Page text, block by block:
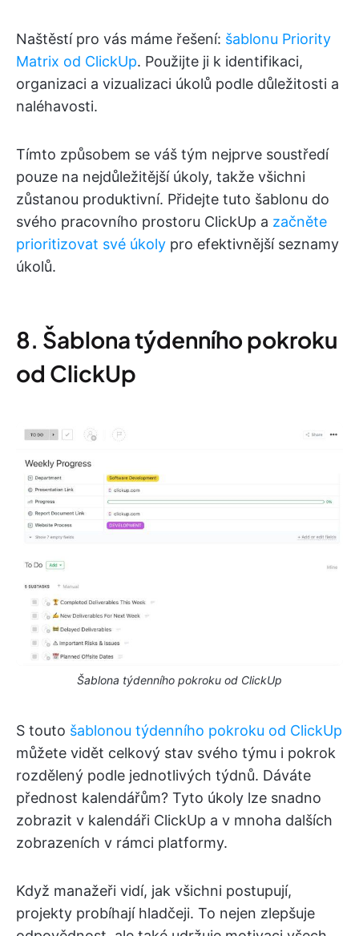
Naštěstí pro vás máme řešení: šablonu Priority
Matrix od ClickUp. Použijte ji k identifikaci,
organizaci a vizualizaci úkolů podle důležitosti a
naléhavosti.
Tímto způsobem se váš tým nejprve soustředí
pouze na nejdůležitější úkoly, takže všichni
zůstanou produktivní. Přidejte tuto šablonu do
svého pracovního prostoru ClickUp a začněte
prioritizovat své úkoly pro efektivnější seznamy
úkolů.
8. Šablona týdenního pokroku
od ClickUp
Šablona týdenního pokroku od ClickUp
S touto šablonou týdenního pokroku od ClickUp
můžete vidět celkový stav svého týmu i pokrok
rozdělený podle jednotlivých týdnů. Dáváte
přednost kalendářům? Tyto úkoly lze snadno
zobrazit v kalendáři ClickUp a v mnoha dalších
zobrazeních v rámci platformy.
Když manažeři vidí, jak všichni postupují,
projekty probíhají hladčeji. To nejen zlepšuje